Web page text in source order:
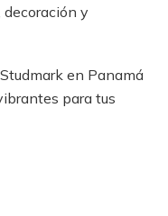
decoración y
en Panamá
para tus